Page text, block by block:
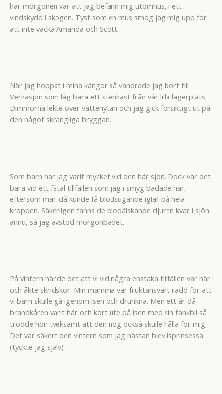
här morgonen var att jag befann mig utomhus, i ett
vindskydd i skogen. Tyst som en mus smög jag mig upp för
att inte väcka Amanda och Scott.
När jag hoppat i mina kängor så vandrade jag bort till
Verkasjön som låg bara ett stenkast från vår lilla lägerplats.
Dimmorna lekte över vattenytan och jag gick försiktigt ut på
den något skrangliga bryggan.
Som barn har jag varit mycket vid den här sjön. Dock var det
bara vid ett fåtal tillfällen som jag i smyg badade här,
eftersom man då kunde få blodsugande iglar på hela
kroppen. Säkerligen fanns de blodälskande djuren kvar i sjön
ännu, så jag avstod morgonbadet.
På vintern hände det att vi vid några enstaka tillfällen var här
och åkte skridskor. Min mamma var fruktansvärt rädd för att
vi barn skulle gå igenom isen och drunkna. Men ett år då
brandkåren varit här och kört ute på isen med sin tankbil så
trodde hon tveksamt att den nog också skulle hålla för mig.
Det var säkert den vintern som jag nästan blev isprinsessa…
(tyckte jag själv)